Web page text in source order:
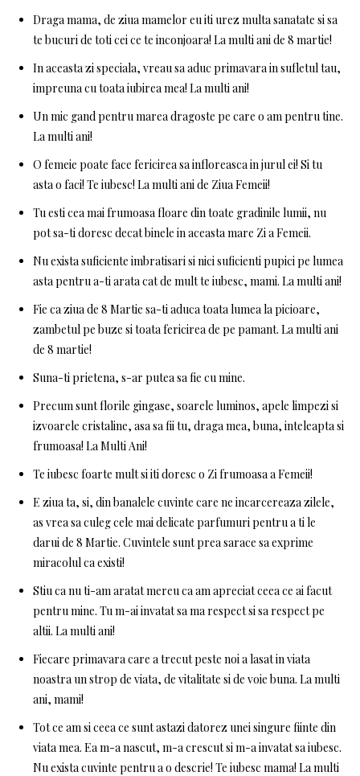
Draga mama, de ziua mamelor eu iti urez multa sanatate si sa
te bucuri de toti cei ce te inconjoara! La multi ani de 8 martie!
In aceasta zi speciala, vreau sa aduc primavara in sufletul tau,
impreuna cu toata iubirea mea! La multi ani!
Un mic gand pentru marea dragoste pe care o am pentru tine.
La multi ani!
O femeie poate face fericirea sa infloreasca in jurul ei! Si tu
asta o faci! Te iubesc! La multi ani de Ziua Femeii!
Tu esti cea mai frumoasa floare din toate gradinile lumii, nu
pot sa-ti doresc decat binele in aceasta mare Zi a Femeii.
Nu exista suficiente imbratisari si nici suficienti pupici pe lumea
asta pentru a-ti arata cat de mult te iubesc, mami. La multi ani!
Fie ca ziua de 8 Martie sa-ti aduca toata lumea la picioare,
zambetul pe buze si toata fericirea de pe pamant. La multi ani
de 8 martie!
Suna-ti prietena, s-ar putea sa fie cu mine.
Precum sunt florile gingase, soarele luminos, apele limpezi si
izvoarele cristaline, asa sa fii tu, draga mea, buna, inteleapta si
frumoasa! La Multi Ani!
Te iubesc foarte mult si iti doresc o Zi frumoasa a Femeii!
E ziua ta, si, din banalele cuvinte care ne incarcereaza zilele,
as vrea sa culeg cele mai delicate parfumuri pentru a ti le
darui de 8 Martie. Cuvintele sunt prea sarace sa exprime
miracolul ca existi!
Stiu ca nu ti-am aratat mereu ca am apreciat ceea ce ai facut
pentru mine. Tu m-ai invatat sa ma respect si sa respect pe
altii. La multi ani!
Fiecare primavara care a trecut peste noi a lasat in viata
noastra un strop de viata, de vitalitate si de voie buna. La multi
ani, mami!
Tot ce am si ceea ce sunt astazi datorez unei singure fiinte din
viata mea. Ea m-a nascut, m-a crescut si m-a invatat sa iubesc.
Nu exista cuvinte pentru a o descrie! Te iubesc mama! La multi